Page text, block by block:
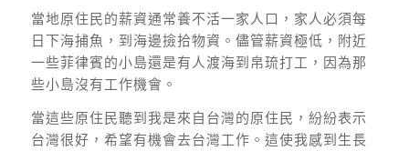
當地原住民的薪資通常養不活一家人口，家人必須每
日下海捕魚，到海邊撿拾物資。儘管薪資極低，附近
一些菲律賓的小島還是有人渡海到帛琉打工，因為那
些小島沒有工作機會。
當這些原住民聽到我是來自台灣的原住民，紛紛表示
台灣很好，希望有機會去台灣工作。這使我感到生長